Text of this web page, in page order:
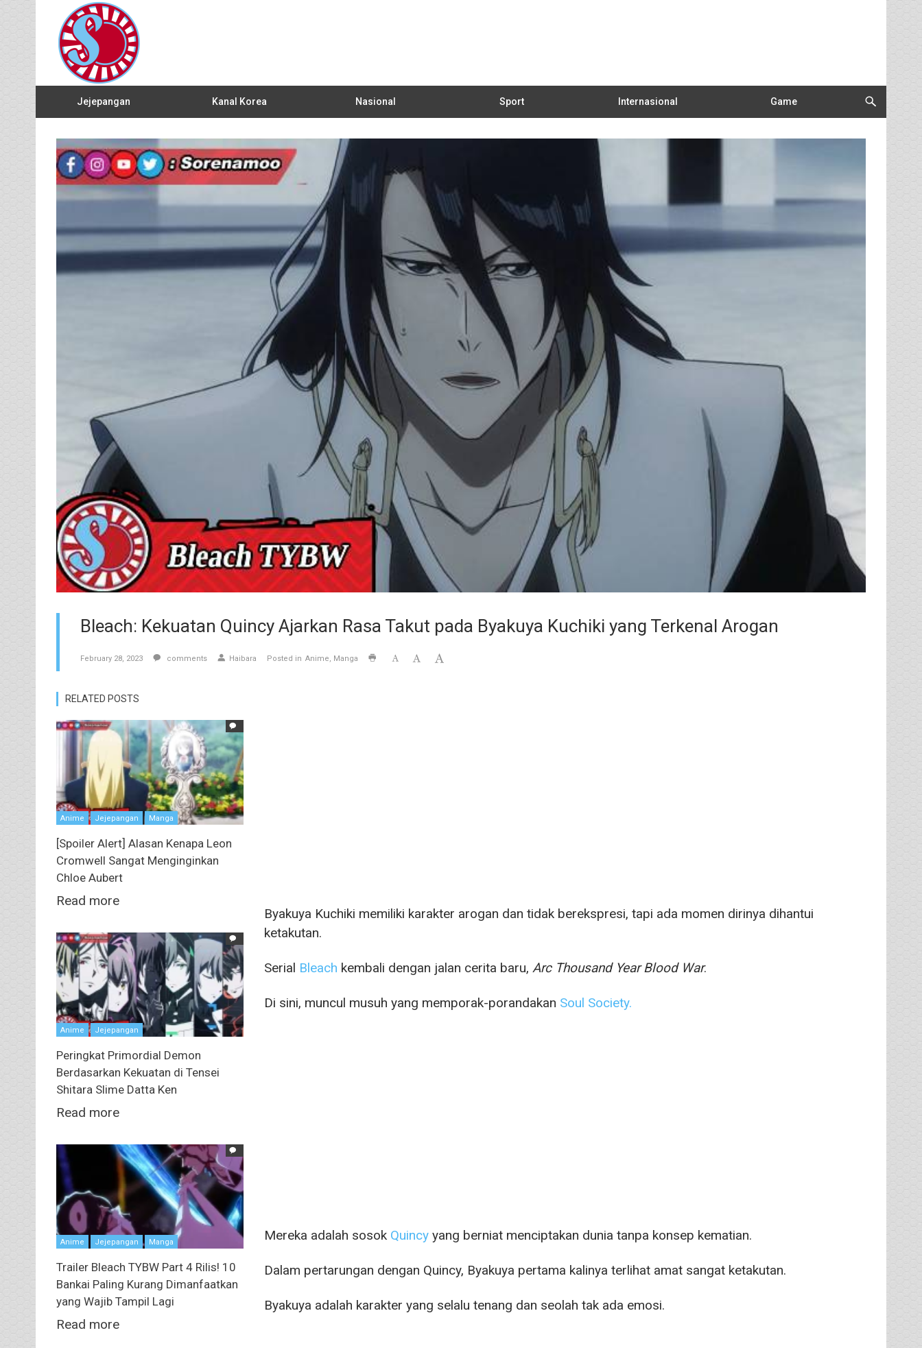
Jejepangan Kanal Korea Nasional Sport Internasional Game
Bleach: Kekuatan Quincy Ajarkan Rasa Takut pada Byakuya Kuchiki yang Terkenal Arogan
February 28, 2023 comments Haibara Posted in Anime Manga
Byakuya Kuchiki memiliki karakter arogan dan tidak berekspresi, tapi ada momen dirinya dihantui
ketakutan.
Serial Bleach kembali dengan jalan cerita baru, Arc Thousand Year Blood War.
Di sini, muncul musuh yang memporak-porandakan Soul Society.
Mereka adalah sosok Quincyyang berniat menciptakan dunia tanpa konsep kematian.
Dalam pertarungan dengan Quincy, Byakuya pertama kalinya terlihat amat sangat ketakutan.
Byakuya adalah karakter yang selalu tenang dan seolah tak ada emosi.
RELATED POSTS
Anime Jejepangan Manga
[Spoiler Alert] Alasan Kenapa Leon
Cromwell Sangat Menginginkan
Chloe Aubert
Read more
Anime Jejepangan
Peringkat Primordial Demon
Berdasarkan Kekuatan di Tensei
Shitara Slime Datta Ken
Read more
Anime Jejepangan Manga
Trailer Bleach TYBW Part 4 Rilis! 10
Bankai Paling Kurang Dimanfaatkan
yang Wajib Tampil Lagi
Read more